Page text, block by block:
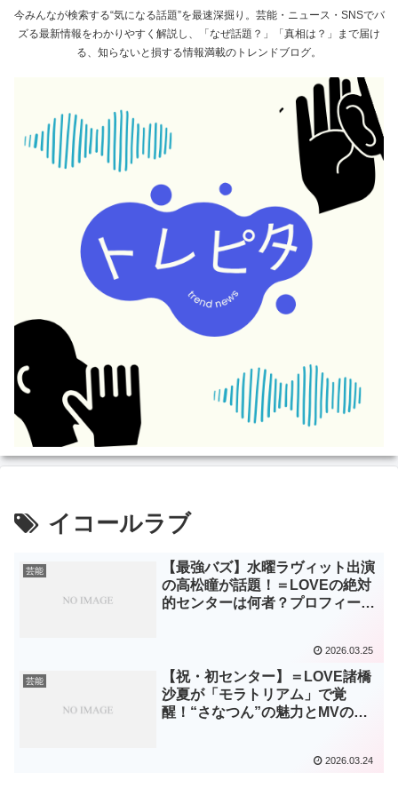
今みんなが検索する“気になる話題”を最速深掘り。芸能・ニュース・SNSでバ
ズる最新情報をわかりやすく解説し、「なぜ話題？」「真相は？」まで届け
る、知らないと損する情報満載のトレンドブログ。
イコールラブ
芸能
【最強バズ】水曜ラヴィット出演
の高松瞳が話題！＝LOVEの絶対
的センターは何者？プロフィール
2026.03.25
芸能
【祝・初センター】＝LOVE諸橋
沙夏が「モラトリアム」で覚
醒！“さなつん”の魅力とMVの見
2026.03.24